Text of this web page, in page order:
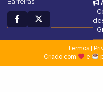
Barreiras.
Termos|
Criado com
e